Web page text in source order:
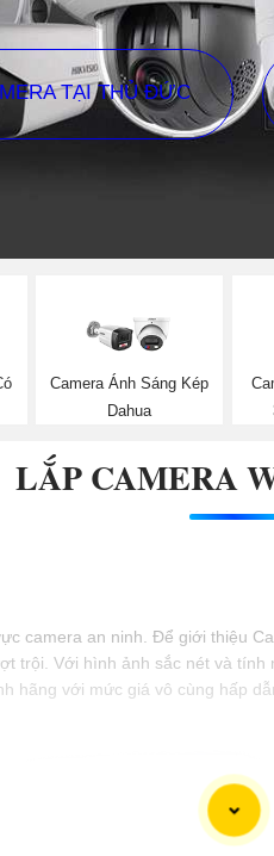
TẠI THỦ ĐỨC
Camera Ánh Sáng Kép
Dahua
LẮP CAMERA
camera an ninh. Để giới thiệu
trội. Với hình ảnh sắc nét và
hãng với mức giá vô cùng hấp